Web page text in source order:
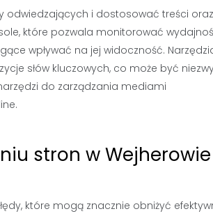
odwiedzających i dostosować treści
które pozwala monitorować
wpływać na jej widoczność.
słów kluczowych, co może być
do zarządzania mediami
stron w Wejherowie
które mogą znacznie obniżyć